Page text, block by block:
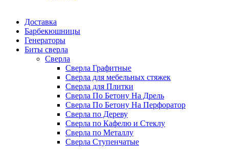
Доставка
Барбекюшницы
Генераторы
Биты сверла
Сверла
Сверла Графитные
Сверла для мебельных стяжек
Сверла для Плитки
Сверла По Бетону На Дрель
Сверла По Бетону На Перфоратор
Сверла по Дереву
Сверла по Кафелю и Стеклу
Сверла по Металлу
Сверла Ступенчатые